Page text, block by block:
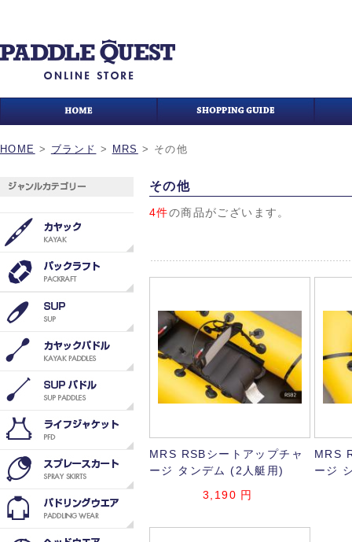
HOME > ブランド > MRS > その他
その他
4件の商品がございます。
MRS RSBシートアップチャ
ージ タンデム (2人艇用)
3,190 円
MRS
ージ